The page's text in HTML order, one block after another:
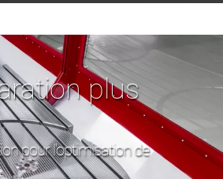
plus
pour l'optimisation de